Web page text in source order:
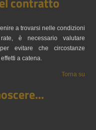
a trovarsi nelle condizioni
è necessario valutare
evitare che circostanze
a catena.
Torna su